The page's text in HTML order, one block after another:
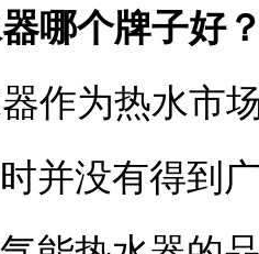
哪个牌子好
作为热水市
并没有得到